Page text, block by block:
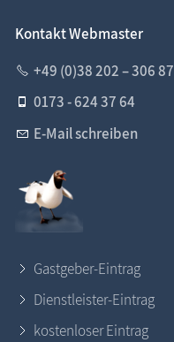
Kontakt Webmaster
+49 (0)38 202 – 306 87
0173 - 624 37 64
E-Mail schreiben
Gastgeber-Eintrag
Dienstleister-Eintrag
kostenloser Eintrag